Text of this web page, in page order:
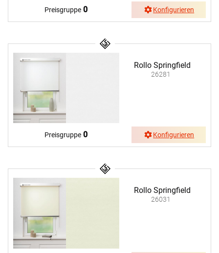
Preisgruppe 0 Konfigurieren
Rollo Springfield
26281
Preisgruppe 0 Konfigurieren
Rollo Springfield
26031